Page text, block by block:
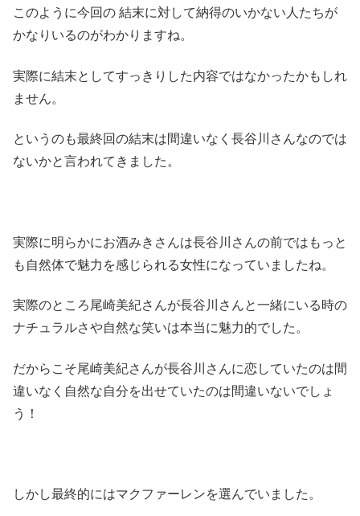
このように今回の 結末に対して納得のいかない人たちが
かなりいるのがわかりますね。
実際に結末としてすっきりした内容ではなかったかもしれ
ません。
というのも最終回の結末は間違いなく長谷川さんなのでは
ないかと言われてきました。
実際に明らかにお酒みきさんは長谷川さんの前ではもっと
も自然体で魅力を感じられる女性になっていましたね。
実際のところ尾崎美紀さんが長谷川さんと一緒にいる時の
ナチュラルさや自然な笑いは本当に魅力的でした。
だからこそ尾崎美紀さんが長谷川さんに恋していたのは間
違いなく自然な自分を出せていたのは間違いないでしょ
う！
しかし最終的にはマクファーレンを選んでいました。